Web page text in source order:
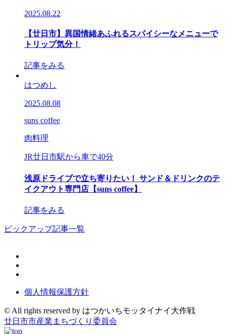
2025.08.22
【廿日市】異国情緒あふれるスパイシーなメニューで
トリップ気分！
記事をみる
はつめし
2025.08.08
suns coffee
肉料理
JR廿日市駅から車で40分
浅原ドライブで立ち寄りたい！ サンド＆ドリンクのテ
イクアウト専門店【suns coffee】
記事をみる
ピックアップ記事一覧
個人情報保護方針
© All rights reserved by ︎はつかいちモッタイナイ大作戦
廿日市市産業まちづくり委員会